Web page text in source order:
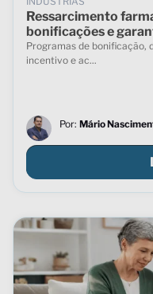
Ressarcimento
bonificações e
vendas indiretas
Programas de bonificação,
incentivo e ac...
Por: Mário